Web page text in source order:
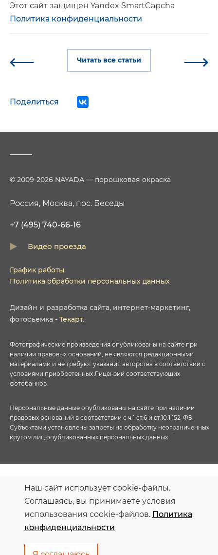
Этот сайт защищен Yandex SmartCapcha
Политика конфиденциальности
Читать все статьи
Поделиться
© 2009-2026 NAYADA — порошковая окраска
Россия, Москва, пос. Беседы
+7 (495) 740-66-16
Видео проезда
График работы
Политика обработки персональных данных
Дизайн и разработка сайта, интернет-маркетинг,
фотосъемка - Текарт.
Фотографические произведения опубликованы на сайте при
наличии правовых оснований, не являются редакционными
материалами и не требуют указания авторства в соответствии с
условиями приобретенных Лицензий соответствующих
фотобанков.
Персональные данные опубликованы на сайте при наличии
правовых оснований в соответствии с ч.1 ст.6 и ст.10.1 152-ФЗ.
Субъектами установлены запреты на обработку неограниченных
кругом лиц опубликованных персональных данных
Наш сайт использует cookie-файлы.
Соглашаясь, вы принимаете условия
использования cookie-файлов. Политика
конфиденциальности